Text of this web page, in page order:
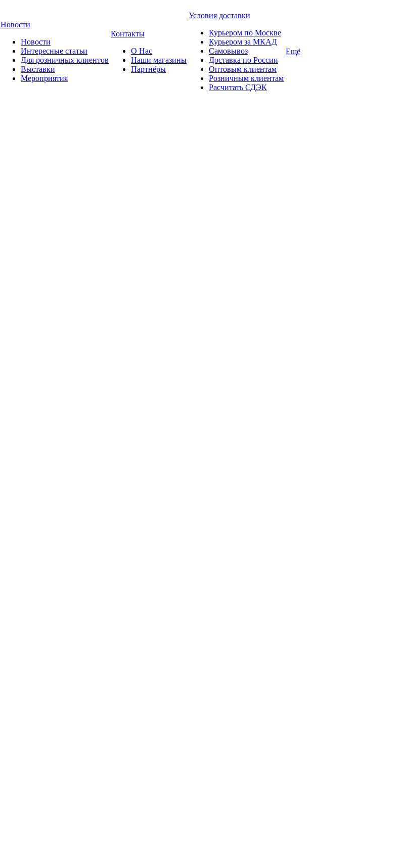
Новости
Новости
Интересные статьи
Для розничных клиентов
Выставки
Мероприятия
Контакты
О Нас
Наши магазины
Партнёры
Условия доставки
Курьером по Москве
Курьером за МКАД
Самовывоз
Доставка по России
Оптовым клиентам
Розничным клиентам
Расчитать СДЭК
Ещё